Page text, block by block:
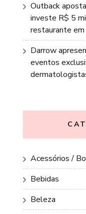
Outback
investe R$ 5
restaurante
Darrow
eventos
Acessórios /
Bebidas
Beleza